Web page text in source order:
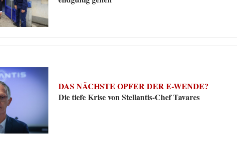
DAS NÄCHSTE OPFER DER E-WENDE?
Die tiefe Krise von Stellantis-Chef Tavares